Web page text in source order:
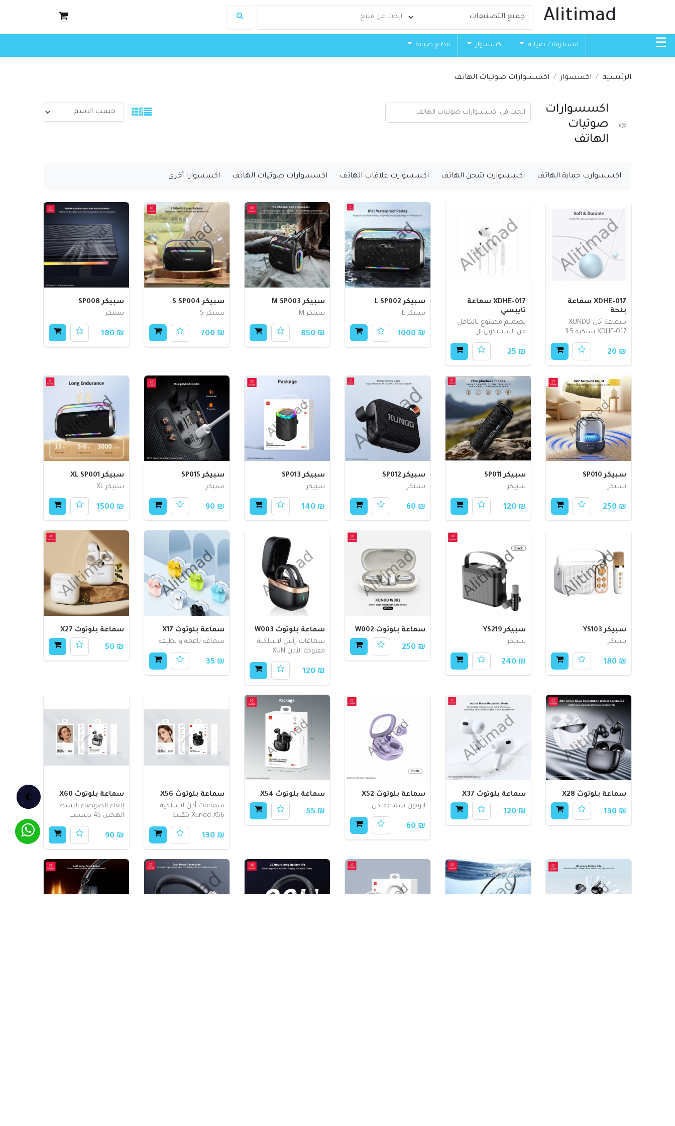
🌓
Alitimad
☰ مستلزمات صيانة اكسسوار قطع صيانة
الرئيسية اكسسوار اكسسوارات صوتيات الهاتف
اكسسوارات
صوتيات
الهاتف
اكسسوارت حماية الهاتف اكسسوارت شحن الهاتف اكسسوارت علاقات الهاتف اكسسوارات صوتيات الهاتف اكسسوارا أخرى
XDHE-017 سماعة
بلحة
سماعة أذن XUNDD
XDHE-017 سلكية 3.5
₪ 20
XDHE-017 سماعة
تايبسي
تصميم مصنوع بالكامل
من السيليكون ال
₪ 25
سبيكر L SP002
سبيكر L
₪ 1000
سبيكر M SP003
سبيكر M
₪ 850
سبيكر S SP004
سبيكر S
₪ 700
سبيكر SP008
سبيكر
₪ 180
سبيكر SP010
سبيكر
₪ 250
سبيكر SP011
سبيكر
₪ 120
سبيكر SP012
سبيكر
₪ 60
سبيكر SP013
سبيكر
₪ 140
سبيكر SP015
سبيكر
₪ 90
سبيكر XL SP001
سبيكر XL
₪ 1500
سبيكر YS103
سبيكر
₪ 180
سبيكر YS219
سبيكر
₪ 240
سماعة بلوتوث W002
₪ 250
سماعة بلوتوث W003
سماعات رأس لاسلكية
مفتوحة الأذن XUN
₪ 120
سماعة بلوتوث X17
سماعه ناعمه و لطيفه
₪ 35
سماعة بلوتوث X27
₪ 50
سماعة بلوتوث X28
₪ 130
سماعة بلوتوث X37
₪ 120
سماعة بلوتوث X52
ايرفون سماعة اذن
₪ 60
سماعة بلوتوث X54
₪ 55
سماعة بلوتوث X56
سماعات أذن لاسلكية
Xundd X56 بتقنية
₪ 130
سماعة بلوتوث X60
إلغاء الضوضاء النشط
الهجين 45 ديسيب
₪ 90